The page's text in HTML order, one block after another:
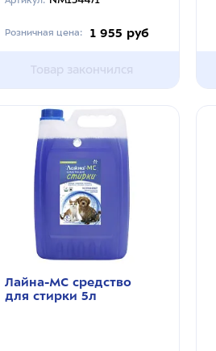
Розничная цена: 1 955 руб
Товар закончился
Лайна-МС средство
для стирки 5л